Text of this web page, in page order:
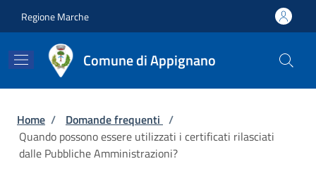
Regione Marche
Comune di Appignano
Briciole di pane
Home / Domande frequenti /
Quando possono essere utilizzati i certificati rilasciati
dalle Pubbliche Amministrazioni?